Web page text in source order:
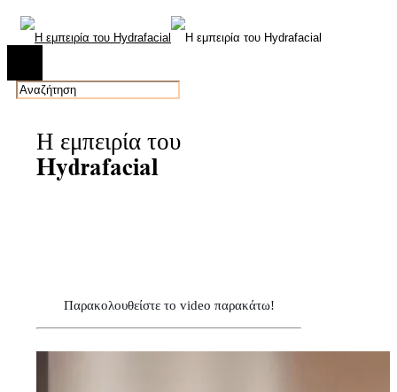
Η εμπειρία του
Hydrafacial
Παρακολουθείστε το video παρακάτω!